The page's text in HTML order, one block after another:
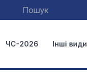
ЧС-2026 Інші види